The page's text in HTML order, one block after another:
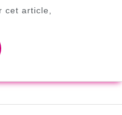
cet article,